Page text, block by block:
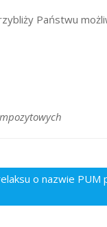
Państwu
o nazwie